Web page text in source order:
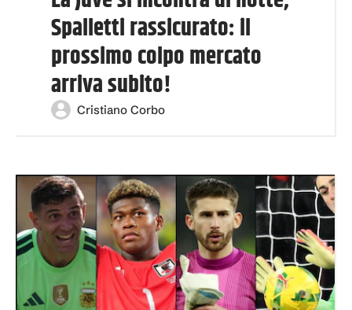
Spalletti rassicurato: il
prossimo colpo mercato
arriva subito!
Cristiano Corbo